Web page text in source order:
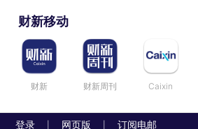
财新移动
财新 财新周刊 Caixin
登录 网页版 订阅电邮